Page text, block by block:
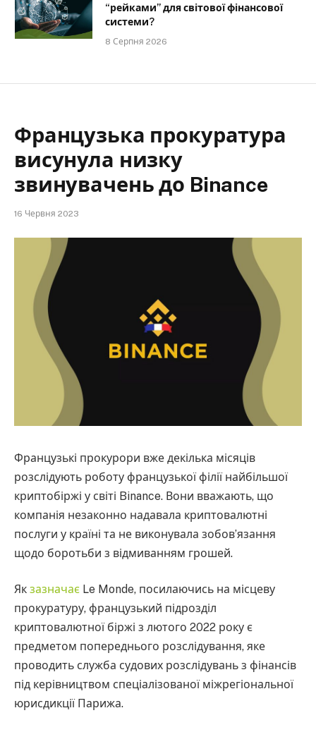
“рейками” для світової фінансової
системи?
8 Серпня 2026
Французька прокуратура
висунула низку
звинувачень до Binance
16 Червня 2023
Французькі прокурори вже декілька місяців
розслідують роботу французької філії найбільшої
криптобіржі у світі Binance. Вони вважають, що
компанія незаконно надавала криптовалютні
послуги у країні та не виконувала зобов’язання
щодо боротьби з відмиванням грошей.
Як зазначає Le Monde, посилаючись на місцеву
прокуратуру, французький підрозділ
криптовалютної біржі з лютого 2022 року є
предметом попереднього розслідування, яке
проводить служба судових розслідувань з фінансів
під керівництвом спеціалізованої міжрегіональної
юрисдикції Парижа.